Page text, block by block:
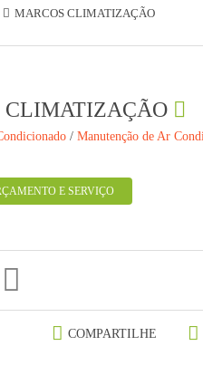
MARCOS CLIMATIZAÇÃO
CLIMATIZAÇÃO
/Manutenção de Ar
E SERVIÇO
COMPARTILHE